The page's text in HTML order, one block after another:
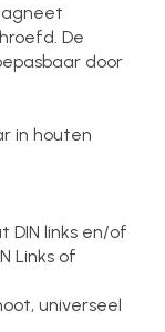
De
door
in houten
DIN links en/of
Links of
universeel